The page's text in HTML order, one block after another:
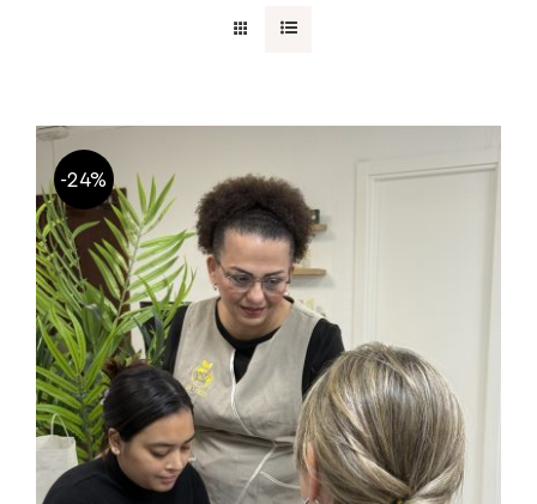
-24%